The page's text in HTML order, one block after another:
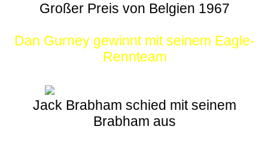
Großer Preis von Belgien 1967
Dan Gurney gewinnt mit seinem Eagle-
Rennteam
Jack Brabham schied mit seinem
Brabham aus